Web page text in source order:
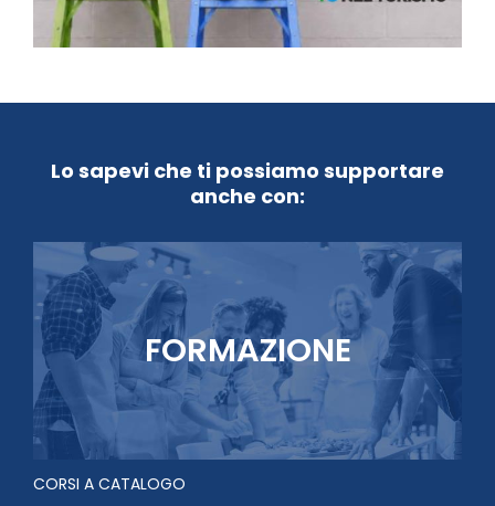
Lo sapevi che ti possiamo supportare
anche con:
FORMAZIONE
CORSI A CATALOGO